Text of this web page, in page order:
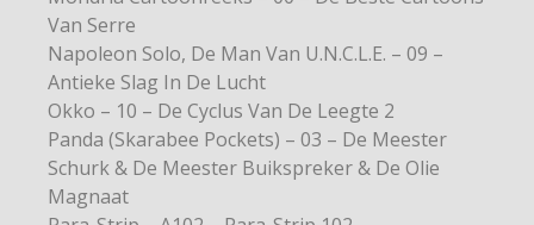
Van Serre
Napoleon Solo, De Man Van U.N.C.L.E. – 09 –
Antieke Slag In De Lucht
Okko – 10 – De Cyclus Van De Leegte 2
Panda (Skarabee Pockets) – 03 – De Meester
Schurk & De Meester Buikspreker & De Olie
Magnaat